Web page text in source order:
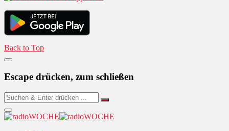
Back to Top
Escape drücken, zum schließen